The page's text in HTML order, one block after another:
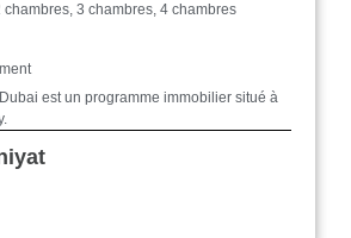
chambres, 3 chambres, 4 chambres
est un programme immobilier situé à